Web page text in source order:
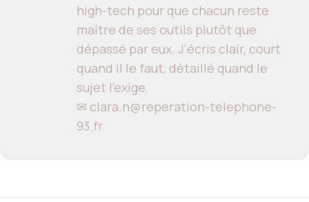
high-tech pour que chacun reste
maître de ses outils plutôt que
dépassé par eux. J'écris clair, court
quand il le faut, détaillé quand le
sujet l'exige.
✉ clara.n@reperation-telephone-
93.fr